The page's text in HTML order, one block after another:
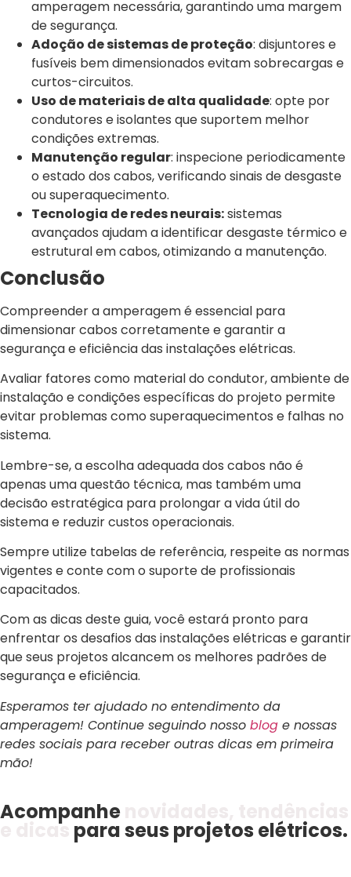
amperagem necessária, garantindo uma margem
de segurança.
Adoção de sistemas de proteção: disjuntores e
fusíveis bem dimensionados evitam sobrecargas e
curtos-circuitos.
Uso de materiais de alta qualidade: opte por
condutores e isolantes que suportem melhor
condições extremas.
Manutenção regular: inspecione periodicamente
o estado dos cabos, verificando sinais de desgaste
ou superaquecimento.
Tecnologia de redes neurais:sistemas
avançados ajudam a identificar desgaste térmico e
estrutural em cabos, otimizando a manutenção.
Conclusão
Compreender a amperagem é essencial para
dimensionar cabos corretamente e garantir a
segurança e eficiência das instalações elétricas.
Avaliar fatores como material do condutor, ambiente de
instalação e condições específicas do projeto permite
evitar problemas como superaquecimentos e falhas no
sistema.
Lembre-se, a escolha adequada dos cabos não é
apenas uma questão técnica, mas também uma
decisão estratégica para prolongar a vida útil do
sistema e reduzir custos operacionais.
Sempre utilize tabelas de referência, respeite as normas
vigentes e conte com o suporte de profissionais
capacitados.
Com as dicas deste guia, você estará pronto para
enfrentar os desafios das instalações elétricas e garantir
que seus projetos alcancem os melhores padrões de
segurança e eficiência.
Esperamos ter ajudado no entendimento da
amperagem! Continue seguindo nosso blog e nossas
redes sociais para receber outras dicas em primeira
mão!
Acompanhe
e dicas para seus projetos elétricos.